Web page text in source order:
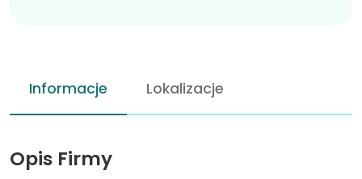
Informacje Lokalizacje
Opis Firmy